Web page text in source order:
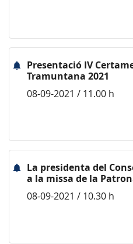
Presentació IV
Tramuntana 2021
08-09-2021 / 11.00 h
La presidenta del
a la missa de la
08-09-2021 / 10.30 h